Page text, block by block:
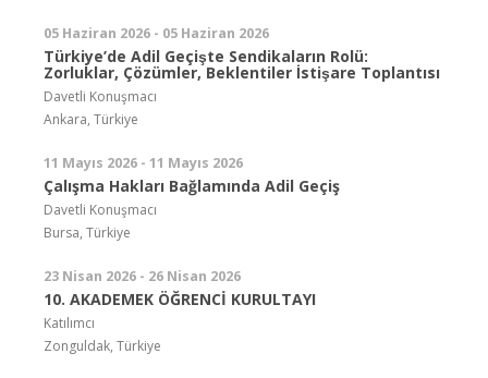
05 Haziran 2026 - 05 Haziran 2026
Türkiye’de Adil Geçişte Sendikaların Rolü:
Zorluklar, Çözümler, Beklentiler İstişare Toplantısı
Davetli Konuşmacı
Ankara, Türkiye
11 Mayıs 2026 - 11 Mayıs 2026
Çalışma Hakları Bağlamında Adil Geçiş
Davetli Konuşmacı
Bursa, Türkiye
23 Nisan 2026 - 26 Nisan 2026
10. AKADEMEK ÖĞRENCİ KURULTAYI
Katılımcı
Zonguldak, Türkiye